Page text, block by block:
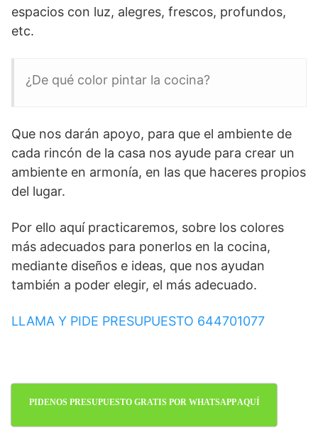
espacios con luz, alegres, frescos, profundos,
etc.
¿De qué color pintar la cocina?
Que nos darán apoyo, para que el ambiente de
cada rincón de la casa nos ayude para crear un
ambiente en armonía, en las que haceres propios
del lugar.
Por ello aquí practicaremos, sobre los colores
más adecuados para ponerlos en la cocina,
mediante diseños e ideas, que nos ayudan
también a poder elegir, el más adecuado.
LLAMA Y PIDE PRESUPUESTO 644701077
PIDENOS PRESUPUESTO GRATIS POR WHATSAPP AQUÍ